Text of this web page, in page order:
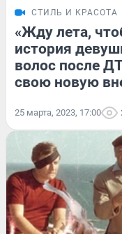
СТИЛЬ И КРАСОТА
«Жду лета,
история
волос после
свою новую
25 марта, 2023, 17:00